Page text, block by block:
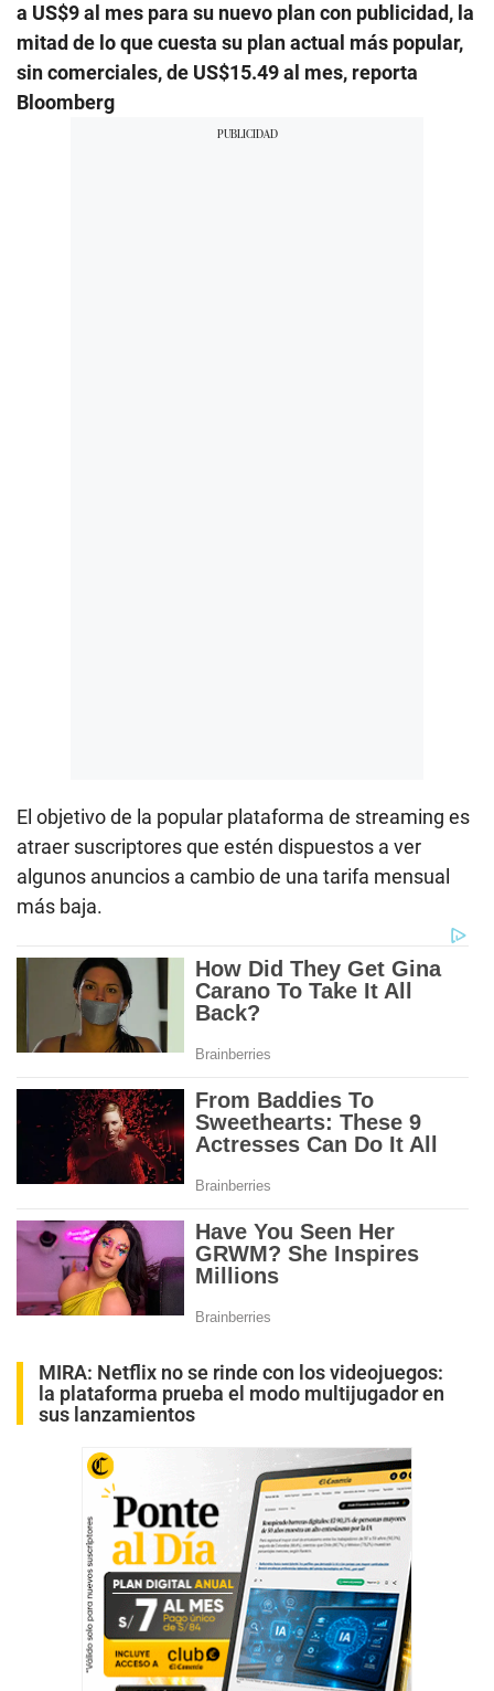
a US$9 al mes para su nuevo plan con publicidad, la
mitad de lo que cuesta su plan actual más popular,
sin comerciales, de US$15.49 al mes, reporta
Bloomberg
El objetivo de la popular plataforma de streaming es
atraer suscriptores que estén dispuestos a ver
algunos anuncios a cambio de una tarifa mensual
más baja.
MIRA: Netflix no se rinde con los videojuegos:
la plataforma prueba el modo multijugador en
sus lanzamientos